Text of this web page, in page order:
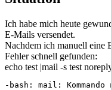
Ich habe mich heute
E-Mails versendet.
Nachdem ich manuell eine
Fehler schnell gefunden:
echo test |mail -s test
-bash: mail: